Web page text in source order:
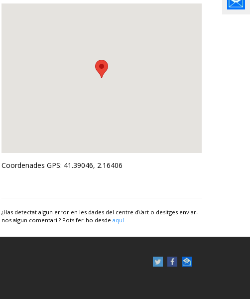
Coordenades GPS: 41.39046, 2.16406
¿Has detectat algun error en les dades del centre d\'art o desitges enviar-
nos algun comentari ? Pots fer-ho desde aquí